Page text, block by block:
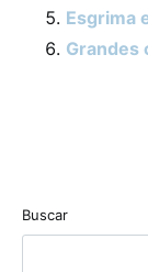
Esgrima
Grandes
Buscar